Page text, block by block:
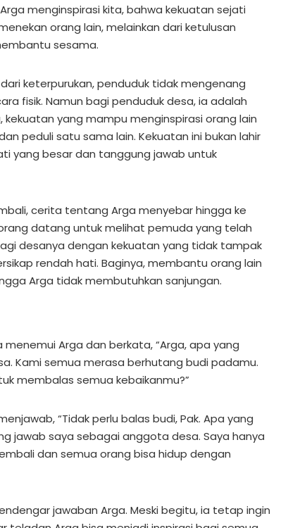
menginspirasi kita, bahwa kekuatan sejati
orang lain, melainkan dari ketulusan
sesama.
keterpurukan, penduduk tidak mengenang
fisik. Namun bagi penduduk desa, ia adalah
yang mampu menginspirasi orang lain
peduli satu sama lain. Kekuatan ini bukan lahir
yang besar dan tanggung jawab untuk
cerita tentang Arga menyebar hingga ke
datang untuk melihat pemuda yang telah
desanya dengan kekuatan yang tidak tampak
rendah hati. Baginya, membantu orang lain
Arga tidak membutuhkan sanjungan.
Arga dan berkata, “Arga, apa yang
Kami semua merasa berhutang budi padamu.
membalas semua kebaikanmu?”
“Tidak perlu balas budi, Pak. Apa yang
jawab saya sebagai anggota desa. Saya hanya
dan semua orang bisa hidup dengan
jawaban Arga. Meski begitu, ia tetap ingin